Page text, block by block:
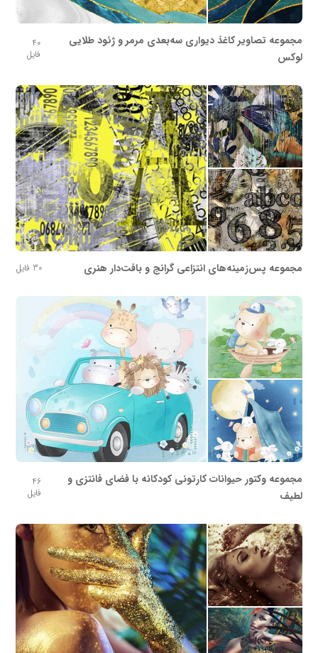
مجموعه تصاویر کاغذ دیواری سه‌بعدی مرمر و ژئود طلایی
لوکس
40
فایل
مجموعه پس‌زمینه‌های انتزاعی گرانج و بافت‌دار هنری 30 فایل
مجموعه وکتور حیوانات کارتونی کودکانه با فضای فانتزی و
لطیف
46
فایل